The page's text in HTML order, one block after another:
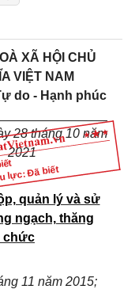
lực: Đã biết
XÃ HỘI CHỦ
VIỆT NAM
do - Hạnh phúc
28 tháng 10 năm
2021
quản lý và sử
ngạch, thăng
chức
11 năm 2015;